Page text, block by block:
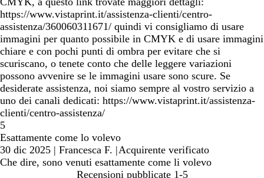
https://www.vistaprint.it/assistenza-clienti/centro-
assistenza/360060311671/ quindi vi consigliamo di usare
immagini per quanto possibile in CMYK e di usare immagini
chiare e con pochi punti di ombra per evitare che si
scuriscano, o tenete conto che delle leggere variazioni
possono avvenire se le immagini usare sono scure. Se
desiderate assistenza, noi siamo sempre al vostro servizio a
uno dei canali dedicati: https://www.vistaprint.it/assistenza-
clienti/centro-assistenza/
5
Esattamente come lo volevo
30 dic 2025 | Francesca F. |Acquirente verificato
Che dire, sono venuti esattamente come li volevo
Recensioni pubblicate 1-5